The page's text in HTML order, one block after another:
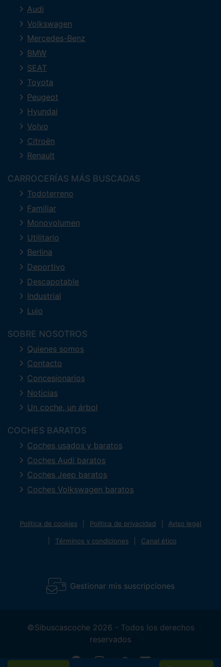
Audi
Volkswagen
Mercedes-Benz
BMW
SEAT
Toyota
Peugeot
Hyundai
Volvo
Citroën
Renault
CARROCERÍAS MÁS BUSCADAS
Todoterreno
Familiar
Monovolumen
Utilitario
Berlina
Deportivo
Descapotable
Industrial
Lujo
SOBRE NOSOTROS
Quienes somos
Contacto
Concesionarios
Noticias
Un coche, un árbol
COCHES BARATOS
Coches usados y baratos
Coches Audi baratos
Coches Jeep baratos
Coches Volkswagen baratos
Política de cookies Política de privacidad Aviso legal
Términos y condiciones Canal ético
Gestionar mis suscripciones
©Sibuscascoche 2026 - Todos los derechos
reservados